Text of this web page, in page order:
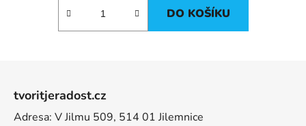
DO KOŠÍKU
tvoritjeradost.cz
Adresa: V Jilmu 509, 514 01 Jilemnice